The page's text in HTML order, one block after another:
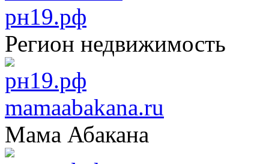
рн19.рф
Регион недвижимость
mamaabakana.ru
Мама Абакана